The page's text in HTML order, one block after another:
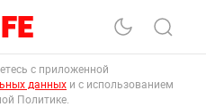
с приложенной
данных и с использованием
Политике.